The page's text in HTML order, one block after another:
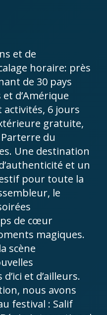
et de
horaire: près
de 30 pays
d’Amérique
activités, 6 jours
gratuite,
du
Une destination
et un
pour toute la
le
de cœur
magiques.
scène
et d’ailleurs.
nous avons
festival : Salif